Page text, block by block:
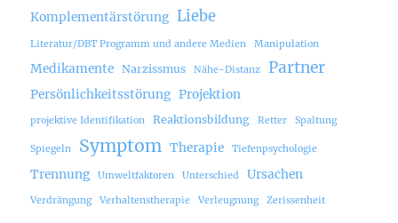
Komplementärstörung Liebe
Literatur/DBT Programm und andere Medien Manipulation
Medikamente Narzissmus Nähe-Distanz Partner
Persönlichkeitsstörung Projektion
projektive Identifikation Reaktionsbildung Retter Spaltung
Spiegeln Symptom Therapie Tiefenpsychologie
Trennung Umweltfaktoren Unterschied Ursachen
Verdrängung Verhaltenstherapie Verleugnung Zerissenheit